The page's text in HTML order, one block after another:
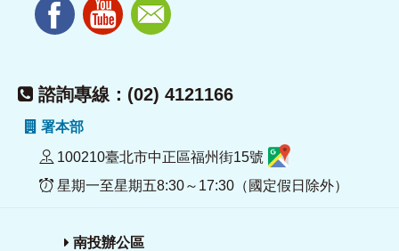
諮詢專線：(02) 4121166
署本部
100210臺北市中正區福州街15號
星期一至星期五8:30～17:30（國定假日除外）
南投辦公區